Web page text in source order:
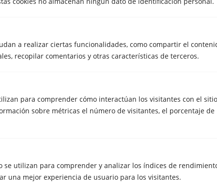
a realizar ciertas funcionalidades, como compartir el
recopilar comentarios y otras características de terceros.
para comprender cómo interactúan los visitantes con el
sobre métricas el número de visitantes, el porcentaje
se utilizan para comprender y analizar los índices de
una mejor experiencia de usuario para los visitantes.
interiores?
plataforma elevadora?
próxima mudanza y
contactaremos contigo